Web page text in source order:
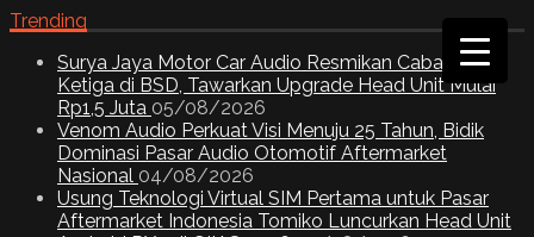
Trending
Surya Jaya Motor Car Audio Resmikan Cabang
Ketiga di BSD, Tawarkan Upgrade Head Unit Mulai
Rp1,5 Juta 05/08/2026
Venom Audio Perkuat Visi Menuju 25 Tahun, Bidik
Dominasi Pasar Audio Otomotif Aftermarket
Nasional 04/08/2026
Usung Teknologi Virtual SIM Pertama untuk Pasar
Aftermarket Indonesia Tomiko Luncurkan Head Unit